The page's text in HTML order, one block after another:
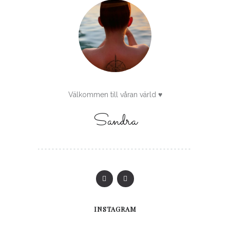
Välkommen till våran värld ♥
Sandra
INSTAGRAM